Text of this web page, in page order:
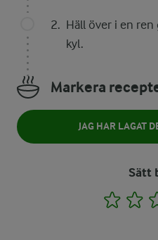
Häll över i en ren
kyl.
Markera
JAG HAR LAGAT
Sätt
1 2